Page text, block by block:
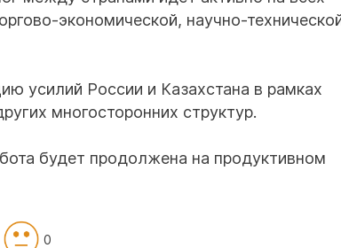
экономической, научно-
усилий России и Казахстана в рамках
многосторонних структур.
будет продолжена на продуктивном
0